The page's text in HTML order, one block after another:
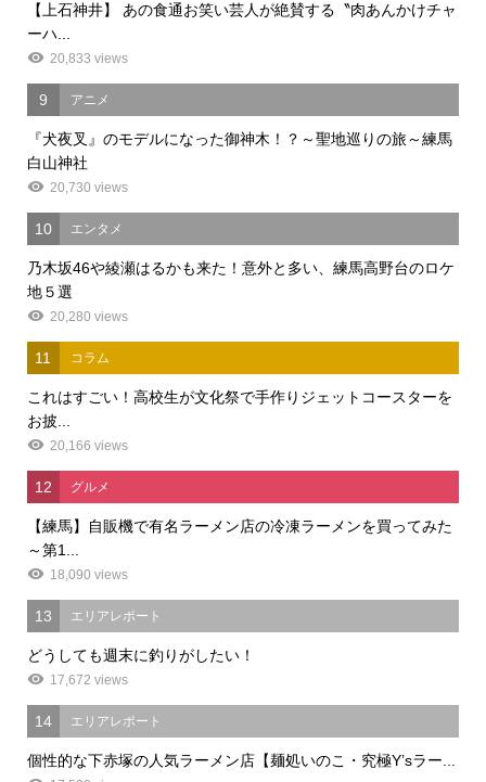
【上石神井】 あの食通お笑い芸人が絶賛する〝肉あんかけチャ
ーハ...
20,833 views
9 アニメ
『犬夜叉』のモデルになった御神木！？～聖地巡りの旅～練馬
白山神社
20,730 views
10 エンタメ
乃木坂46や綾瀬はるかも来た！意外と多い、練馬高野台のロケ
地５選
20,280 views
11 コラム
これはすごい！高校生が文化祭で手作りジェットコースターを
お披...
20,166 views
12 グルメ
【練馬】自販機で有名ラーメン店の冷凍ラーメンを買ってみた
～第1...
18,090 views
13 エリアレポート
どうしても週末に釣りがしたい！
17,672 views
14 エリアレポート
個性的な下赤塚の人気ラーメン店【麺処いのこ・究極Y’sラー...